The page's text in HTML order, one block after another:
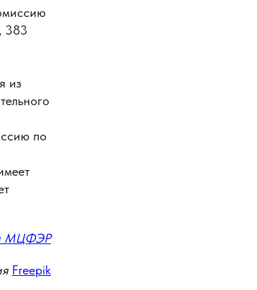
383
из
по
МЦФЭР
Freepik